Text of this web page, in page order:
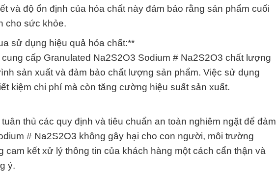
và độ ổn định của hóa chất này đảm bảo rằng sản phẩm cuối
cho sức khỏe.
sử dụng hiệu quả hóa chất:**
cấp Granulated Na2S2O3 Sodium # Na2S2O3 chất lượng
sản xuất và đảm bảo chất lượng sản phẩm. Việc sử dụng
kiệm chi phí mà còn tăng cường hiệu suất sản xuất.
thủ các quy định và tiêu chuẩn an toàn nghiêm ngặt để đảm
# Na2S2O3 không gây hại cho con người, môi trường
cam kết xử lý thông tin của khách hàng một cách cẩn thận và
ý.